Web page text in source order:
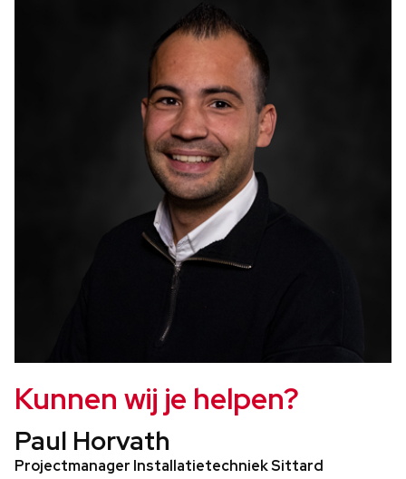
Kunnen wij je helpen?
Paul Horvath
Projectmanager Installatietechniek Sittard